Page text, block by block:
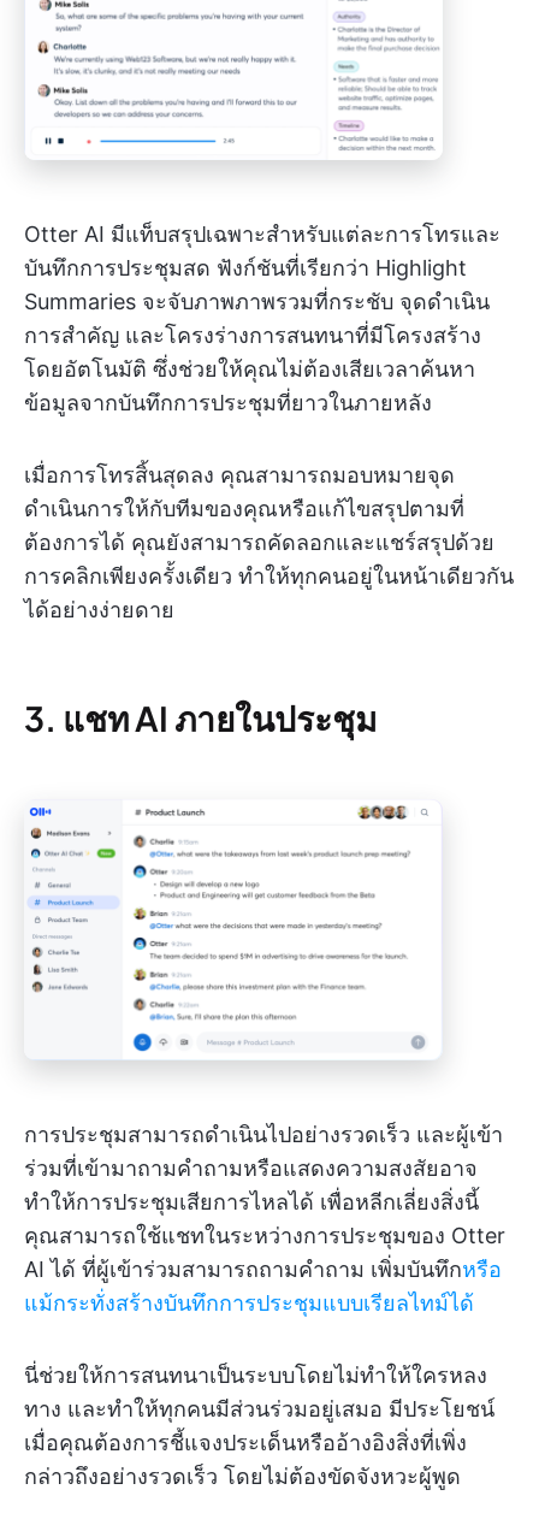
Otter AI มีแท็บสรุปเฉพาะสำหรับแต่ละการโทรและ
บันทึกการประชุมสด ฟังก์ชันที่เรียกว่า Highlight
Summaries จะจับภาพภาพรวมที่กระชับ จุดดำเนิน
การสำคัญ และโครงร่างการสนทนาที่มีโครงสร้าง
โดยอัตโนมัติ ซึ่งช่วยให้คุณไม่ต้องเสียเวลาค้นหา
ข้อมูลจากบันทึกการประชุมที่ยาวในภายหลัง
เมื่อการโทรสิ้นสุดลง คุณสามารถมอบหมายจุด
ดำเนินการให้กับทีมของคุณหรือแก้ไขสรุปตามที่
ต้องการได้ คุณยังสามารถคัดลอกและแชร์สรุปด้วย
การคลิกเพียงครั้งเดียว ทำให้ทุกคนอยู่ในหน้าเดียวกัน
ได้อย่างง่ายดาย
3. แชท AI ภายในประชุม
การประชุมสามารถดำเนินไปอย่างรวดเร็ว และผู้เข้า
ร่วมที่เข้ามาถามคำถามหรือแสดงความสงสัยอาจ
ทำให้การประชุมเสียการไหลได้ เพื่อหลีกเลี่ยงสิ่งนี้
คุณสามารถใช้แชทในระหว่างการประชุมของ Otter
AI ได้ ที่ผู้เข้าร่วมสามารถถามคำถาม เพิ่มบันทึกหรือ
แม้กระทั่งสร้างบันทึกการประชุมแบบเรียลไทม์ได้
นี่ช่วยให้การสนทนาเป็นระบบโดยไม่ทำให้ใครหลง
ทาง และทำให้ทุกคนมีส่วนร่วมอยู่เสมอ มีประโยชน์
เมื่อคุณต้องการชี้แจงประเด็นหรืออ้างอิงสิ่งที่เพิ่ง
กล่าวถึงอย่างรวดเร็ว โดยไม่ต้องขัดจังหวะผู้พูด